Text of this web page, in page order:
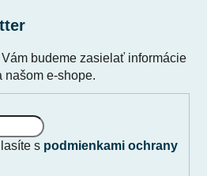
budeme zasielať informácie
našom e-shope.
s podmienkami ochrany